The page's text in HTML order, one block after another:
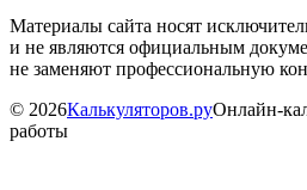
Материалы сайта носят
и не являются официальным
не заменяют профессиональную
© 2026Калькуляторов.руОнлайн-
работы